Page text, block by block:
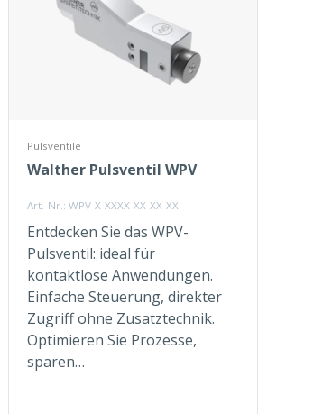
Pulsventile
Walther Pulsventil WPV
Art.-Nr.: WPV-X-XXXX-XX-XX-XX
Entdecken Sie das WPV-
Pulsventil: ideal für
kontaktlose Anwendungen.
Einfache Steuerung, direkter
Zugriff ohne Zusatztechnik.
Optimieren Sie Prozesse,
sparen…